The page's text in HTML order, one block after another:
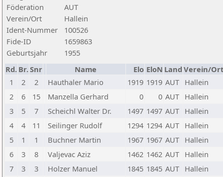
Föderation
AUT
Verein/Ort
Hallein
Ident-Nummer
100526
Fide-ID
1659863
Geburtsjahr
1955
Rd. Br.Snr Name Elo EloN Land Verein/Ort
1
2 2 Hauthaler Mario 1919 1919 AUT Hallein
2
6 15 Manzella Gerhard 0 0 AUT Hallein
3
5 7 Scheichl Walter Dr. 1497 1497 AUT Hallein
4
4 11 Seilinger Rudolf 1294 1294 AUT Hallein
5
1 1 Buchner Martin 1967 1967 AUT Hallein
6
3 8 Valjevac Aziz 1462 1462 AUT Hallein
7
3 3 Holzer Manuel 1845 1845 AUT Hallein